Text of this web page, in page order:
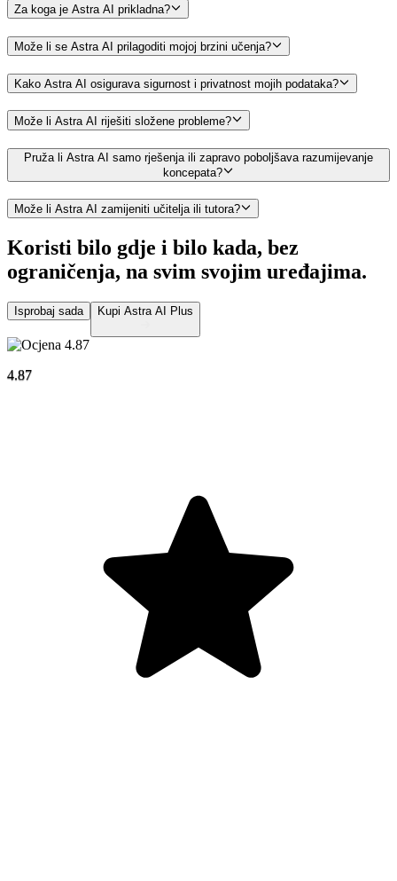
Za koga je Astra AI prikladna?
Može li se Astra AI prilagoditi mojoj brzini učenja?
Kako Astra AI osigurava sigurnost i privatnost mojih podataka?
Može li Astra AI riješiti složene probleme?
Pruža li Astra AI samo rješenja ili zapravo poboljšava razumijevanje
koncepata?
Može li Astra AI zamijeniti učitelja ili tutora?
Koristi bilo gdje i bilo kada, bez
ograničenja, na svim svojim uređajima.
Isprobaj sada Kupi Astra AI Plus
4.87